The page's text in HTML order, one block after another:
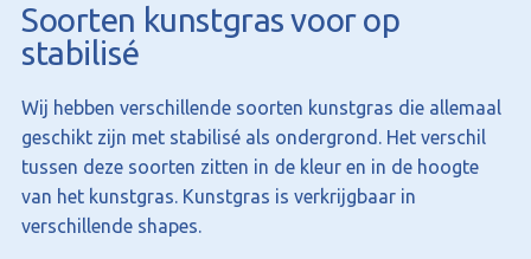
Soorten kunstgras voor op
stabilisé
Wij hebben verschillende soorten kunstgras die allemaal
geschikt zijn met stabilisé als ondergrond. Het verschil
tussen deze soorten zitten in de kleur en in de hoogte
van het kunstgras. Kunstgras is verkrijgbaar in
verschillende shapes.